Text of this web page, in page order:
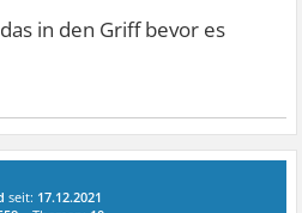
in den Griff bevor es
seit: 17.12.2021